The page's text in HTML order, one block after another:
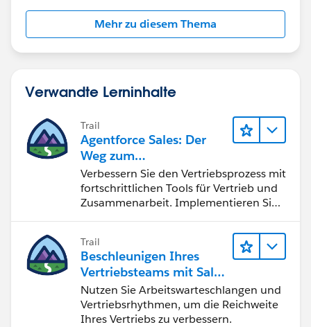
Mehr zu diesem Thema
Verwandte Lerninhalte
Trail
Agentforce Sales: Der
Weg zum
Vertriebsspezialisten
Verbessern Sie den Vertriebsprozess mit
fortschrittlichen Tools für Vertrieb und
Zusammenarbeit. Implementieren Sie
schließen Sie den Lead-zu-Cash-Zyklus
erfolgreich ab.
Trail
Beschleunigen Ihres
Vertriebsteams mit Sales
Engagement
Nutzen Sie Arbeitswarteschlangen und
Vertriebsrhythmen, um die Reichweite
Ihres Vertriebs zu verbessern.